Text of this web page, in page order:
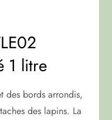
1 litre
des bords arrondis,
des lapins. La